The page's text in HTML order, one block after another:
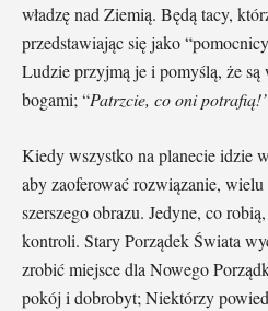
władzę nad Ziemią. Będą tacy,
przedstawiając się jako
Ludzie przyjmą je i pomyślą, że są
bogami; “Patrzcie, co oni
Kiedy wszystko na planecie idzie
aby zaoferować rozwiązanie,
szerszego obrazu. Jedyne, co
kontroli. Stary Porządek Świata
zrobić miejsce dla Nowego
pokój i dobrobyt; Niektórzy